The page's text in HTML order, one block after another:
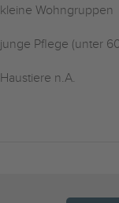
kleine Wohngruppen
junge Pflege (unter
Haustiere n.A.